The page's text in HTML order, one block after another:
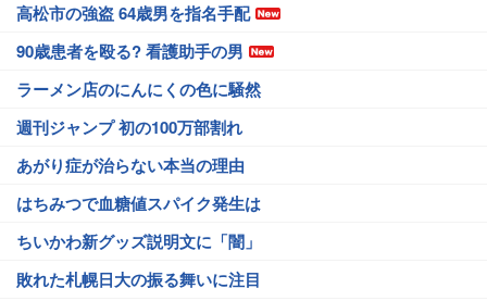
高松市の強盗 64歳男を指名手配
90歳患者を殴る? 看護助手の男
ラーメン店のにんにくの色に騒然
週刊ジャンプ 初の100万部割れ
あがり症が治らない本当の理由
はちみつで血糖値スパイク発生は
ちいかわ新グッズ説明文に「闇」
敗れた札幌日大の振る舞いに注目